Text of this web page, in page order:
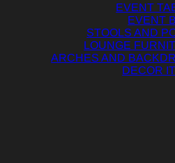
EVENT
EVENT
STOOLS AND
LOUNGE
ARCHES AND
DECOR